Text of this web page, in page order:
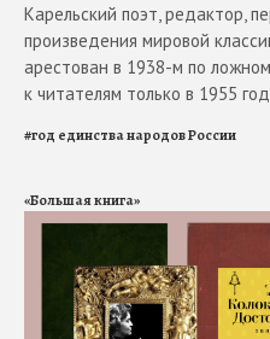
Карельский поэт, редактор,
произведения мировой
арестован в 1938-м по
к читателям только в 1955
#год единства народов России
«Большая книга»